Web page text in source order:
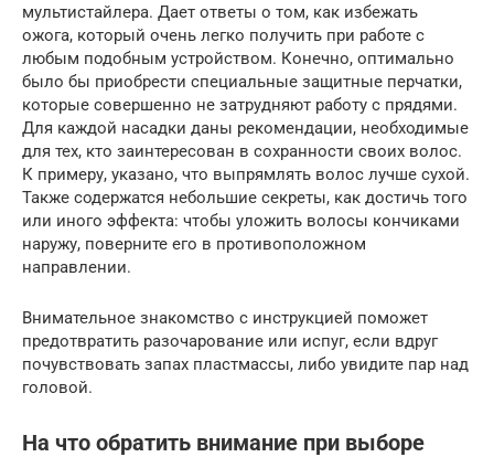
мультистайлера. Дает ответы о том, как избежать
ожога, который очень легко получить при работе с
любым подобным устройством. Конечно, оптимально
было бы приобрести специальные защитные перчатки,
которые совершенно не затрудняют работу с прядями.
Для каждой насадки даны рекомендации, необходимые
для тех, кто заинтересован в сохранности своих волос.
К примеру, указано, что выпрямлять волос лучше сухой.
Также содержатся небольшие секреты, как достичь того
или иного эффекта: чтобы уложить волосы кончиками
наружу, поверните его в противоположном
направлении.
Внимательное знакомство с инструкцией поможет
предотвратить разочарование или испуг, если вдруг
почувствовать запах пластмассы, либо увидите пар над
головой.
На что обратить внимание при выборе